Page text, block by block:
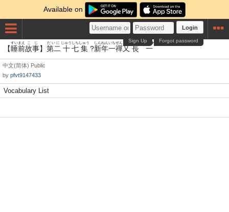
Available on
Login
Forgot password
Sign Up
【睡
すい
前
まえ
故事
こじ
】 第二
だいに
十
じゅう
七
しち
集
しゅう
?新年
しんねん
一
いち
禪
ぜん
又
また
長
ちょう
一
いちE�灸
中文(简体) Public
by pfvt9147433
Vocabulary List